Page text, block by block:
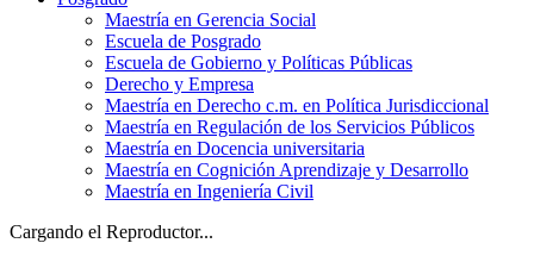
Maestría en Gerencia Social
Escuela de Posgrado
Escuela de Gobierno y Políticas Públicas
Derecho y Empresa
Maestría en Derecho c.m. en Política Jurisdiccional
Maestría en Regulación de los Servicios Públicos
Maestría en Docencia universitaria
Maestría en Cognición Aprendizaje y Desarrollo
Maestría en Ingeniería Civil
Cargando el Reproductor...